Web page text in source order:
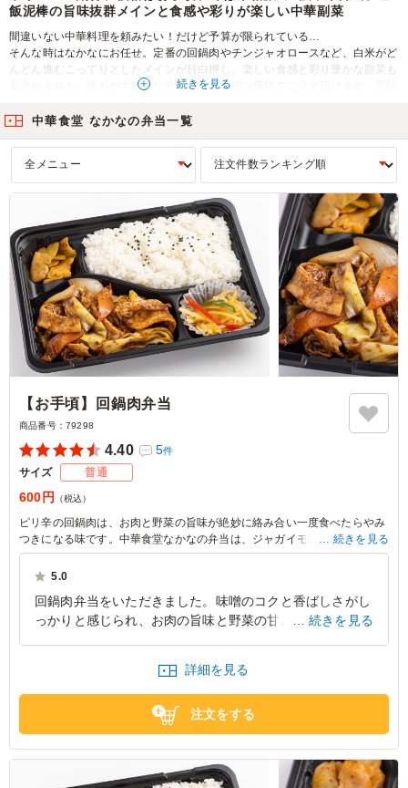
飯泥棒の旨味抜群メインと食感や彩りが楽しい中華副菜
間違いない中華料理を頼みたい！だけど予算が限られている…
そんな時はなかなにお任せ。定番の回鍋肉やチンジャオロースなど、白米がど
んどん進むこってりとしたメインが目白押し。楽しい食感と彩り豊かな副菜も
見逃せません。誰もが大好きな絶品中華がお得な価格でご注文頂けます。普段
レストランの、自慢の料理の数々をロケや会議のお弁当で是非どうぞ。
続きを見る
中華食堂 なかなの弁当一覧
【お手頃】回鍋肉弁当
商品番号： 79298
4.40 5件
サイズ 普通
600円 （税込）
ピリ辛の回鍋肉は、お肉と野菜の旨味が絶妙に絡み合い一度食べたらやみ
つきになる味です。中華食堂なかなの弁当は、ジャガイモの和え物やザー
サイと共に、ロケや会議に最適です。
続きを見る
5.0
回鍋肉弁当をいただきました。味噌のコクと香ばしさがし
っかりと感じられ、お肉の旨味と野菜の甘みが見事に調和
で、ボリュームとのバランスも絶妙でした。食べ終わった
後の満足感が高く、またぜひ選びたいと思える美味しいお
東京都江東区豊洲2026/07/11
続きを見る
詳細を見る
注文をする